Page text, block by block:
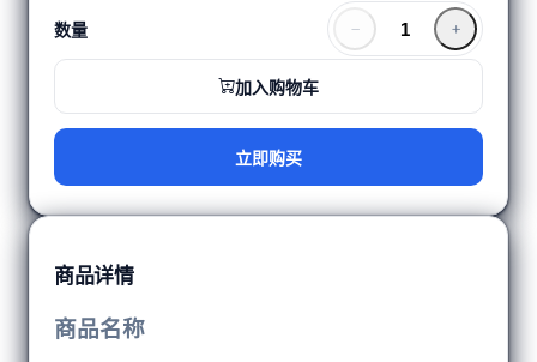
数量
加入购物车
立即购买
商品详情
商品名称